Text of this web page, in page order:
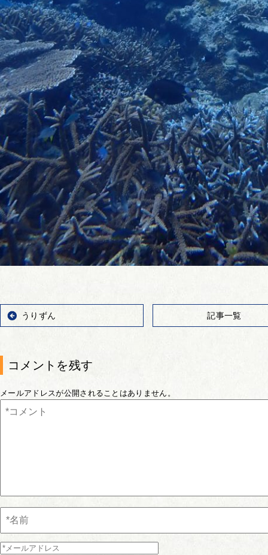
うりずん 記事一覧
コメントを残す
メールアドレスが公開されることはありません。